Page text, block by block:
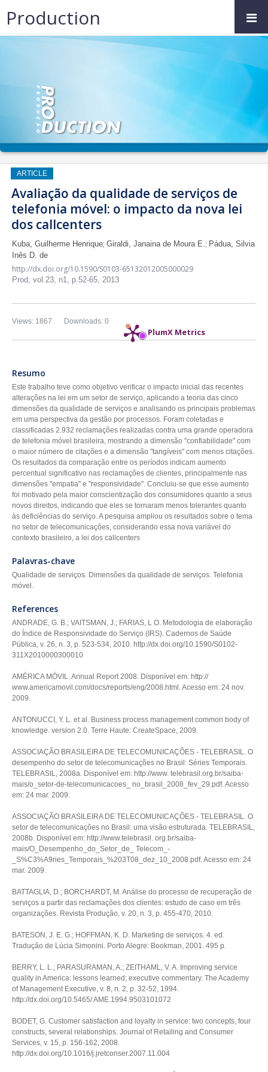
ARTICLE
Avaliação da qualidade de serviços de
telefonia móvel: o impacto da nova lei
dos callcenters
Kuba, Guilherme Henrique; Giraldi, Janaina de Moura E.; Pádua, Silvia
Inês D. de
http://dx.doi.org/10.1590/S0103-65132012005000029
Prod, vol.23, n1, p.52-65, 2013
PlumX Metrics
Downloads: 0
Views: 1867
Resumo
Este trabalho teve como objetivo verificar o impacto inicial das recentes
alterações na lei em um setor de serviço, aplicando a teoria das cinco
dimensões da qualidade de serviços e analisando os principais problemas
em uma perspectiva da gestão por processos. Foram coletadas e
classificadas 2.932 reclamações realizadas contra uma grande operadora
de telefonia móvel brasileira, mostrando a dimensão "confiabilidade" com
o maior número de citações e a dimensão "tangíveis" com menos citações.
Os resultados da comparação entre os períodos indicam aumento
percentual significativo nas reclamações de clientes, principalmente nas
dimensões "empatia" e "responsividade". Concluiu-se que esse aumento
foi motivado pela maior conscientização dos consumidores quanto a seus
novos direitos, indicando que eles se tornaram menos tolerantes quanto
às deficiências do serviço. A pesquisa ampliou os resultados sobre o tema
no setor de telecomunicações, considerando essa nova variável do
contexto brasileiro, a lei dos callcenters
Palavras-chave
Qualidade de serviços. Dimensões da qualidade de serviços. Telefonia
móvel.
References
ANDRADE, G. B.; VAITSMAN, J.; FARIAS, L O. Metodologia de elaboração
do Índice de Responsividade do Serviço (IRS). Cadernos de Saúde
Pública, v. 26, n. 3, p. 523-534, 2010. http://dx.doi.org/10.1590/S0102-
311X2010000300010
AMÉRICA MÓVIL. Annual Report 2008. Disponível em: http://
www.americamovil.com/docs/reports/eng/2008.html. Acesso em: 24 nov.
2009.
ANTONUCCI, Y. L. et al. Business process management common body of
knowledge. version 2.0. Terre Haute: CreateSpace, 2009.
ASSOCIAÇÃO BRASILEIRA DE TELECOMUNICAÇÕES ‑ TELEBRASIL. O
desempenho do setor de telecomunicações no Brasil: Séries Temporais.
TELEBRASIL, 2008a. Disponível em: http://www. telebrasil.org.br/saiba-
mais/o_setor‑de‑telecomunicacoes_ no_brasil_2008_fev_29.pdf. Acesso
em: 24 mar. 2009.
ASSOCIAÇÃO BRASILEIRA DE TELECOMUNICAÇÕES - TELEBRASIL. O
setor de telecomunicações no Brasil: uma visão estruturada. TELEBRASIL,
2008b. Disponível em: http://www.telebrasil. org.br/saiba-
mais/O_Desempenho_do_Setor_de_ Telecom_-
_S%C3%A9ries_Temporais_%203T08_dez_10_2008.pdf. Acesso em: 24
mar. 2009.
BATTAGLIA, D.; BORCHARDT, M. Análise do processo de recuperação de
serviços a partir das reclamações dos clientes: estudo de caso em três
organizações. Revista Produção, v. 20, n. 3, p. 455-470, 2010.
BATESON, J. E. G.; HOFFMAN, K. D. Marketing de serviços. 4. ed.
Tradução de Lúcia Simonini. Porto Alegre: Bookman, 2001. 495 p.
BERRY, L. L.; PARASURAMAN, A.; ZEITHAML, V. A. Improving service
quality in America: lessons learned; executive commentary. The Academy
of Management Executive, v. 8, n. 2, p. 32-52, 1994.
http://dx.doi.org/10.5465/ AME.1994.9503101072
BODET, G. Customer satisfaction and loyalty in service: two concepts, four
constructs, several relationships. Journal of Retailing and Consumer
Services, v. 15, p. 156-162, 2008.
http://dx.doi.org/10.1016/j.jretconser.2007.11.004
Production